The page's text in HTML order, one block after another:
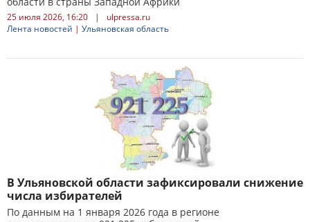
25 июля 2026, 16:20 |
ulpressa.ru
Лента новостей | Ульяновская область
В Ульяновской области зафиксировали снижение
числа избирателей
По данным на 1 января 2026 года в регионе